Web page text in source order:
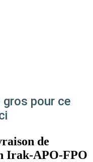
gros pour ce
de
Irak-APO-FPO